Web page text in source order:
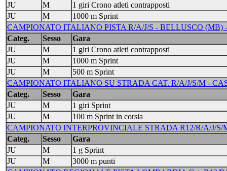
JU
M
1 giri Crono atleti contrapposti
JU
M
1000 m Sprint
CAMPIONATO ITALIANO PISTA R/A/J/S - BELLUSCO (MB)
Categ.
Sesso
Gara
JU
M
1 giri Crono atleti contrapposti
JU
M
1000 m Sprint
JU
M
500 m Sprint
CAMPIONATO ITALIANO SU STRADA CAT. R/A/J/S/M -
Categ.
Sesso
Gara
JU
M
1 giri Sprint
JU
M
100 m Sprint in corsia
CAMPIONATO INTERPROVINCIALE STRADA R12/R/A/J/S/
Categ.
Sesso
Gara
JU
M
1 g Sprint
JU
M
3000 m punti